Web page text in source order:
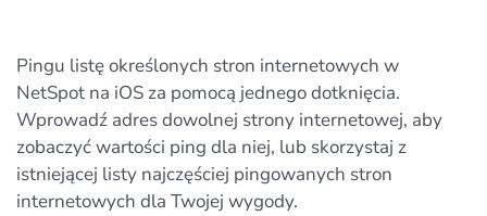
Pingu listę określonych stron internetowych w
NetSpot na iOS za pomocą jednego dotknięcia.
Wprowadź adres dowolnej strony internetowej, aby
zobaczyć wartości ping dla niej, lub skorzystaj z
istniejącej listy najczęściej pingowanych stron
internetowych dla Twojej wygody.